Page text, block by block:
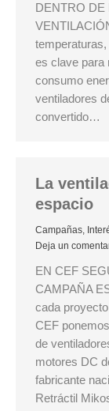
DENTRO DE
es clave para
consumo
ventiladores
convertido…
La
espacio
Campañas,
Deja un
EN CEF
CAMPAÑA
cada
CEF
de
motores DC
fabricante
Retráctil